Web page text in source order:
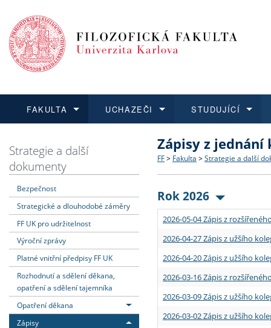
FAKULTA
Dozvědět se více
Struktura a historie
Strategie a další
Podpora a benefity pro
Absolventi fakulty
UCHAZEČI
Podat přihlášku
Co studovat a jak se
Učitelské studijní
Informace k průběhu
STUDUJÍCÍ
Dozvědět se více
Bakalářské a magisterské
Doktorské studium
Rigorózní řízení
Dozvědět se více
O vědě a výzkumu na FF
Akademické kvalifikace
Granty a projekty
Dozvědět se více
Aktuální nabídky a
Vyjíždějící studenti
Přijíždějící studenti
Vyjíždějící zaměstnanci
Strategie a další
dokumenty
Bezpečnost
Strategické a dlouhodobé záměry
FF UK pro udržitelnost
Výroční zprávy
Platné vnitřní předpisy FF UK
Rozhodnutí a sdělení děkana,
opatření a sdělení tajemníka
Opatření děkana
Zápisy
Zápisy z jednání
FF > Fakulta > Strategie a další
Rok 2026
2026-05-04 Zápis z
2026-04-27 Zápis z užšího
2026-04-20 Zápis z užšího
2026-03-16 Zápis z
2026-03-09 Zápis z užšího
2026-03-02 Zápis z užšího